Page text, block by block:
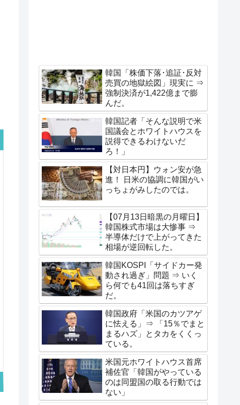
韓国「株価下落･追証･反対
売買の地獄絵図」現実に ⇒
強制決済が1,422億まで膨
んだ。
韓国記者「そんな説明で米
国議会とホワイトハウスを
説得できるわけないだ
ろ！」
【対日本円】ウォン安が急
進！ 日米の協調に韓国がい
っちょがみしたのでは。
【07月13日暗黒の月曜日】
韓国株式市場は大惨事 ⇒
半導体だけで上がってきた
相場が逆回転した。
韓国KOSPI「サイドカー発
動され過ぎ」問題 ⇒ いく
ら何でも41回は落ちすぎ
だ。
韓国政府「米国のカツアゲ
に怯える」⇒ 「15％でまと
まるハズ」とタカをくくっ
ている。
米国元ホワイトハウス首席
補佐官「韓国がやっている
のは同盟国の取る行動では
ない」